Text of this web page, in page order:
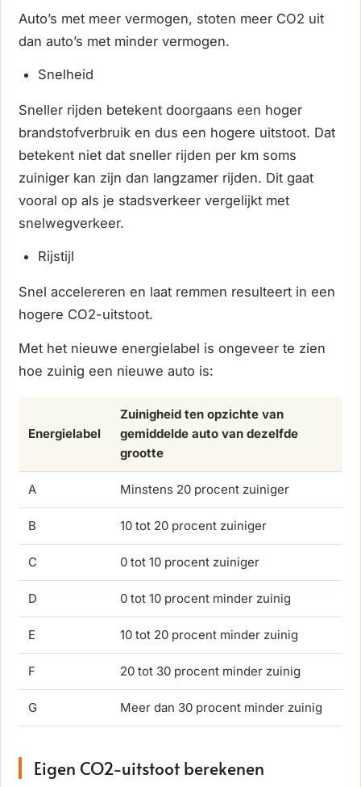
Auto’s met meer vermogen, stoten meer CO2 uit
dan auto’s met minder vermogen.
Snelheid
Sneller rijden betekent doorgaans een hoger
brandstofverbruik en dus een hogere uitstoot. Dat
betekent niet dat sneller rijden per km soms
zuiniger kan zijn dan langzamer rijden. Dit gaat
vooral op als je stadsverkeer vergelijkt met
snelwegverkeer.
Rijstijl
Snel accelereren en laat remmen resulteert in een
hogere CO2-uitstoot.
Met het nieuwe energielabel is ongeveer te zien
hoe zuinig een nieuwe auto is:
Energielabel
Zuinigheid ten opzichte van
gemiddelde auto van dezelfde
grootte
A Minstens 20 procent zuiniger
B 10 tot 20 procent zuiniger
C 0 tot 10 procent zuiniger
D 0 tot 10 procent minder zuinig
E 10 tot 20 procent minder zuinig
F 20 tot 30 procent minder zuinig
G Meer dan 30 procent minder zuinig
Eigen CO2-uitstoot berekenen